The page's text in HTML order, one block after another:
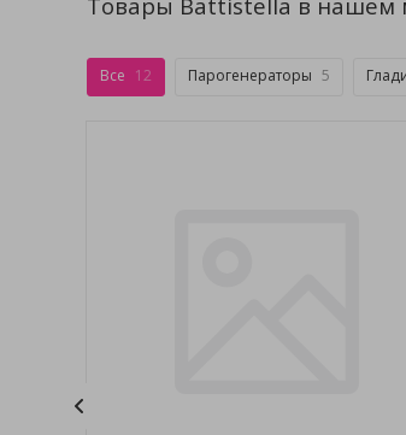
Все 12 Парогенераторы 5